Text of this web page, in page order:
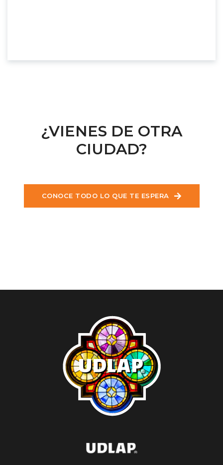
¿VIENES DE OTRA
CIUDAD?
CONOCE TODO LO QUE TE ESPERA